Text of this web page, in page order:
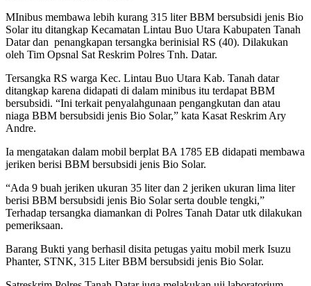
MInibus membawa lebih kurang 315 liter BBM bersubsidi jenis Bio
Solar itu ditangkap Kecamatan Lintau Buo Utara Kabupaten Tanah
Datar dan penangkapan tersangka berinisial RS (40). Dilakukan
oleh Tim Opsnal Sat Reskrim Polres Tnh. Datar.
Tersangka RS warga Kec. Lintau Buo Utara Kab. Tanah datar
ditangkap karena didapati di dalam minibus itu terdapat BBM
bersubsidi. “Ini terkait penyalahgunaan pengangkutan dan atau
niaga BBM bersubsidi jenis Bio Solar,” kata Kasat Reskrim Ary
Andre.
Ia mengatakan dalam mobil berplat BA 1785 EB didapati membawa
jeriken berisi BBM bersubsidi jenis Bio Solar.
“Ada 9 buah jeriken ukuran 35 liter dan 2 jeriken ukuran lima liter
berisi BBM bersubsidi jenis Bio Solar serta double tengki,”
Terhadap tersangka diamankan di Polres Tanah Datar utk dilakukan
pemeriksaan.
Barang Bukti yang berhasil disita petugas yaitu mobil merk Isuzu
Phanter, STNK, 315 Liter BBM bersubsidi jenis Bio Solar.